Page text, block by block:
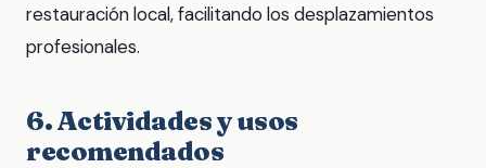
restauración local, facilitando los desplazamientos
profesionales.
6. Actividades y usos
recomendados